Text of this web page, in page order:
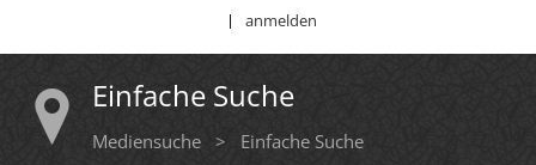
| anmelden
Einfache Suche
Mediensuche > Einfache Suche